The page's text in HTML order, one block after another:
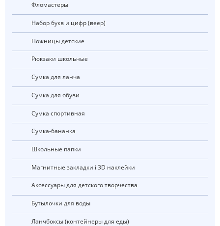
Фломастеры
Набор букв и цифр (веер)
Ножницы детские
Рюкзаки школьные
Сумка для ланча
Сумка для обуви
Сумка спортивная
Сумка-бананка
Школьные папки
Магнитные закладки і 3D наклейки
Аксессуары для детского творчества
Бутылочки для воды
Ланчбоксы (контейнеры для еды)